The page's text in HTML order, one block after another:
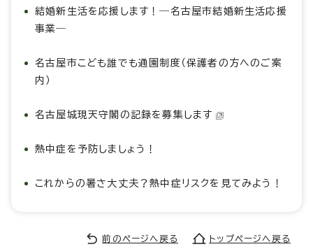
結婚新生活を応援します！―名古屋市結婚新生活応援
事業―
名古屋市こども誰でも通園制度（保護者の方へのご案
内）
名古屋城現天守閣の記録を募集します
熱中症を予防しましょう！
これからの暑さ大丈夫？熱中症リスクを見てみよう！
前のページへ戻る トップページへ戻る